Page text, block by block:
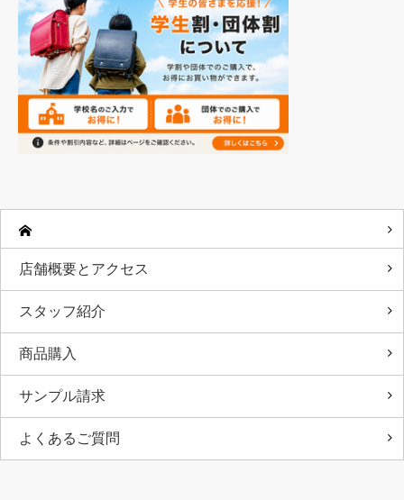
店舗概要とアクセス
スタッフ紹介
商品購入
サンプル請求
よくあるご質問